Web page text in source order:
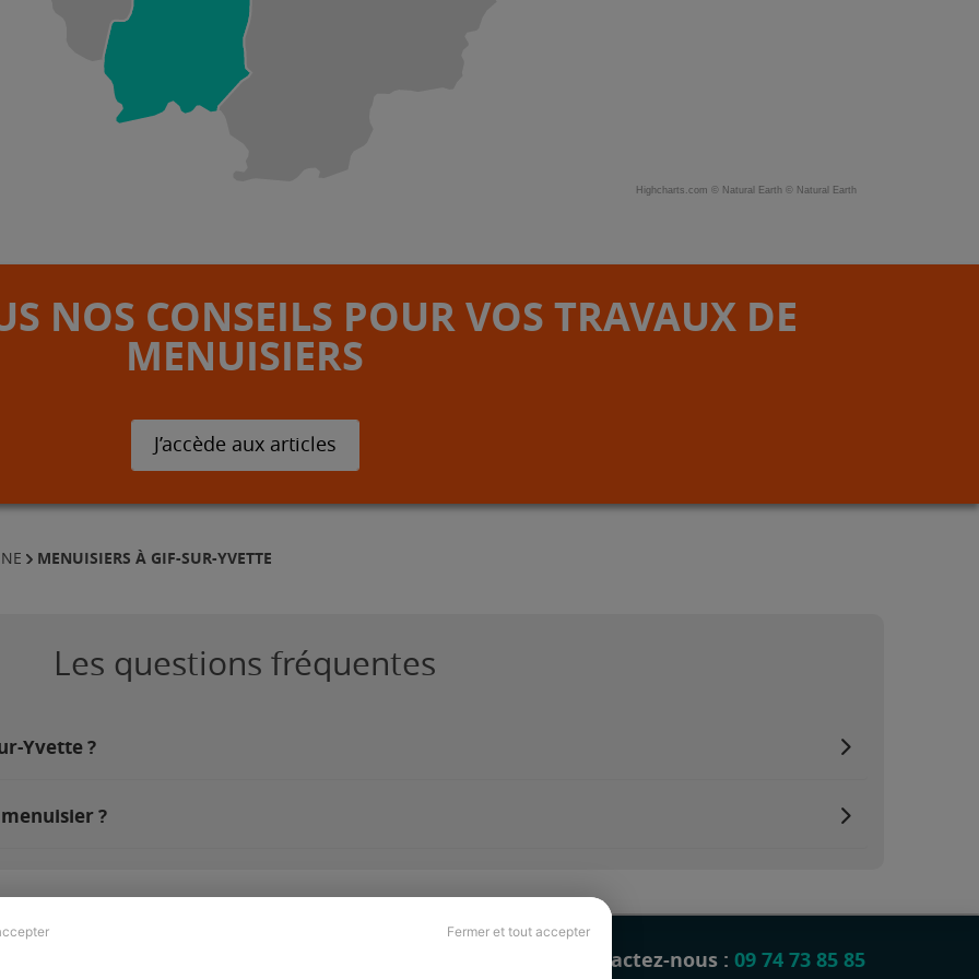
Fermer et tout accepter
Highcharts.com © Natural Earth © Natural Earth
NOS CONSEILS POUR VOS TRAVAUX DE
MENUISIERS
J’accède aux articles
MENUISIERS À GIF-SUR-YVETTE
Les questions fréquentes
Yvette ?
?
Contactez-nous : 09 74 73 85 85